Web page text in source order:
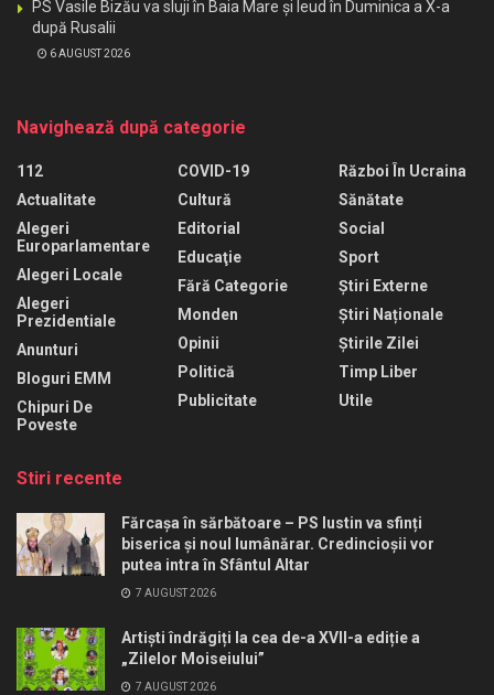
PS Vasile Bizău va sluji în Baia Mare și Ieud în Duminica a X-a
după Rusalii
6 AUGUST 2026
Navighează după categorie
112
Actualitate
Alegeri
Europarlamentare
Alegeri Locale
Alegeri
Prezidentiale
Anunturi
Bloguri EMM
Chipuri De
Poveste
COVID-19
Cultură
Editorial
Educaţie
Fără Categorie
Monden
Opinii
Politică
Publicitate
Război În Ucraina
Sănătate
Social
Sport
Știri Externe
Știri Naționale
Știrile Zilei
Timp Liber
Utile
Stiri recente
Fărcașa în sărbătoare – PS Iustin va sfinți
biserica și noul lumânărar. Credincioșii vor
putea intra în Sfântul Altar
7 AUGUST 2026
Artiști îndrăgiți la cea de-a XVII-a ediție a
„Zilelor Moiseiului”
7 AUGUST 2026